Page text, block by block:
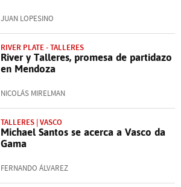
JUAN LOPESINO
RIVER PLATE - TALLERES
River y Talleres, promesa de partidazo
en Mendoza
NICOLÁS MIRELMAN
TALLERES | VASCO
Michael Santos se acerca a Vasco da
Gama
FERNANDO ÁLVAREZ